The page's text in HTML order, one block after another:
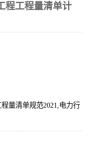
程工程量清单计
量清单规范2021,电力行
化工计价依据定额
发电机组检修定额
检修工程预算定额
工业矿山建设工程预
额2
工程预算定额